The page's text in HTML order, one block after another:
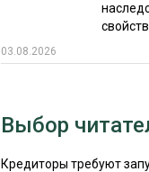
03.08.2026
Выбор
Кредиторы требуют